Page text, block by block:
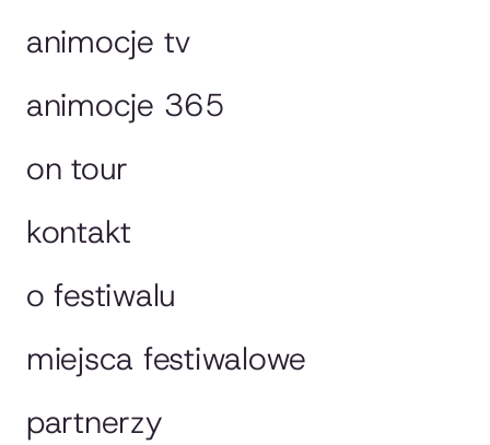
animocje tv
animocje 365
on tour
kontakt
o festiwalu
miejsca festiwalowe
partnerzy